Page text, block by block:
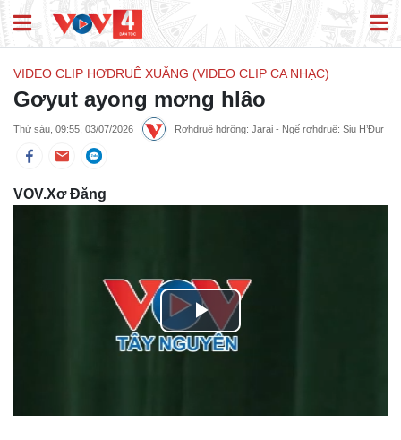
VIDEO CLIP HƠDRUÊ XUĂNG (VIDEO CLIP CA NHẠC)
Gơyut ayong mơng hlâo
Thứ sáu, 09:55, 03/07/2026 Rơhdruê hdrông: Jarai - Ngế rơhdruê: Siu H’Đur
VOV.Xơ Đăng
Play